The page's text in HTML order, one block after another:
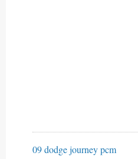
09 dodge journey pcm